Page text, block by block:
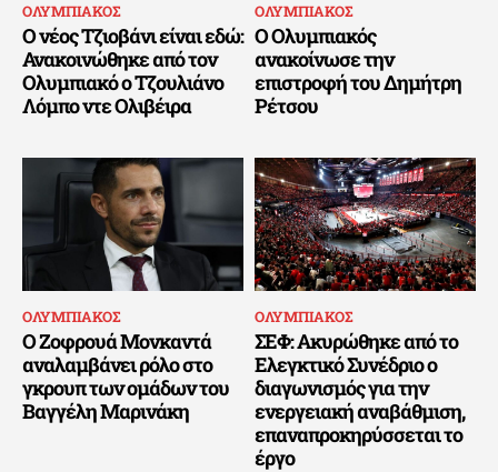
ΟΛΥΜΠΙΑΚΟΣ
Ο νέος Τζιοβάνι είναι εδώ:
Ανακοινώθηκε από τον
Ολυμπιακό ο Τζουλιάνο
Λόμπο ντε Ολιβέιρα
ΟΛΥΜΠΙΑΚΟΣ
Ο Ολυμπιακός
ανακοίνωσε την
επιστροφή του Δημήτρη
Ρέτσου
ΟΛΥΜΠΙΑΚΟΣ
Ο Ζοφρουά Μονκαντά
αναλαμβάνει ρόλο στο
γκρουπ των ομάδων του
Βαγγέλη Μαρινάκη
ΟΛΥΜΠΙΑΚΟΣ
ΣΕΦ: Ακυρώθηκε από το
Ελεγκτικό Συνέδριο ο
διαγωνισμός για την
ενεργειακή αναβάθμιση,
επαναπροκηρύσσεται το
έργο